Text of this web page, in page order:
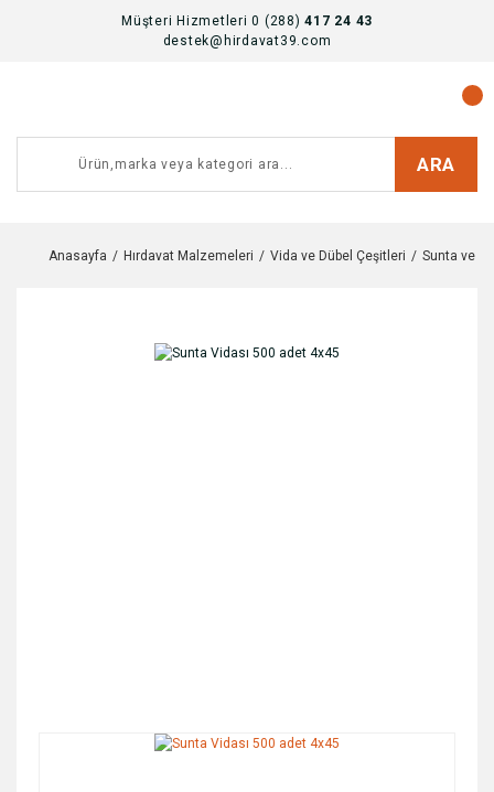
Müşteri Hizmetleri 0 (288)417 24 43
destek@hirdavat39.com
ARA
Anasayfa Hırdavat Malzemeleri Vida ve Dübel Çeşitleri Sunta ve